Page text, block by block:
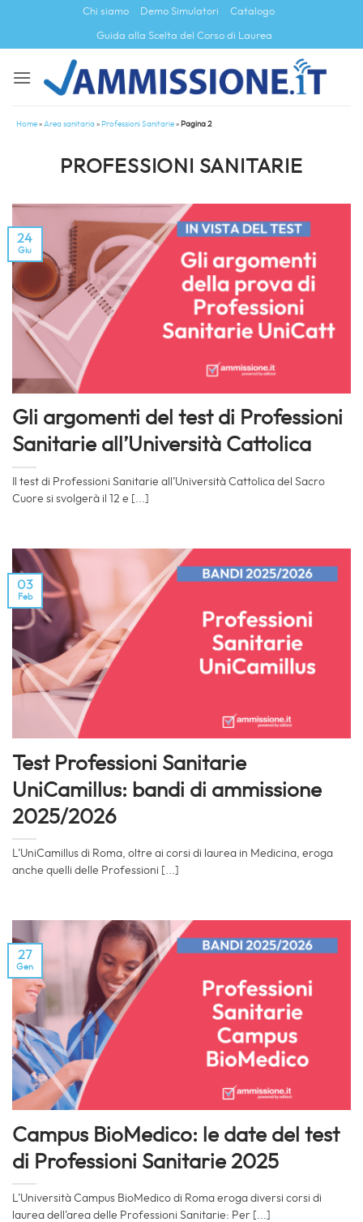
contenuti
Chi siamo Demo Simulatori Catalogo
Guida alla Scelta del Corso di Laurea
Home » Area sanitaria » Professioni Sanitarie » Pagina 2
PROFESSIONI SANITARIE
Gli argomenti del test di Professioni
Sanitarie all’Università Cattolica
Il test di Professioni Sanitarie all’Università Cattolica del Sacro
Cuore si svolgerà il 12 e [...]
24
Giu
Test Professioni Sanitarie
UniCamillus: bandi di ammissione
2025/2026
L’UniCamillus di Roma, oltre ai corsi di laurea in Medicina, eroga
anche quelli delle Professioni [...]
03
Feb
Campus BioMedico: le date del test
di Professioni Sanitarie 2025
L’Università Campus BioMedico di Roma eroga diversi corsi di
laurea dell’area delle Professioni Sanitarie: Per [...]
27
Gen